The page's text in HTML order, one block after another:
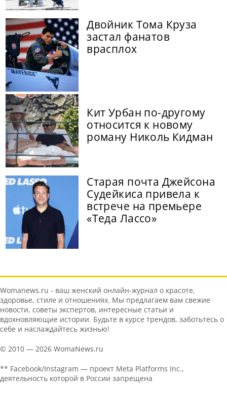
Двойник Тома Круза
застал фанатов
врасплох
Кит Урбан по-другому
относится к новому
роману Николь Кидман
Старая почта Джейсона
Судейкиса привела к
встрече на премьере
«Теда Лассо»
Womanews.ru - ваш женский онлайн-журнал о красоте,
здоровье, стиле и отношениях. Мы предлагаем вам свежие
новости, советы экспертов, интересные статьи и
вдохновляющие истории. Будьте в курсе трендов, заботьтесь о
себе и наслаждайтесь жизнью!
© 2010 — 2026 WomaNews.ru
** Facebook/Instagram — проект Meta Platforms Inc.,
деятельность которой в России запрещена